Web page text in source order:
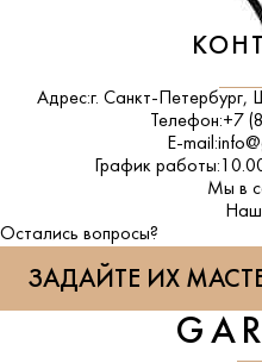
Адрес:г. Санкт-Петербург,
Телефон:+7
E-mail:
График работы:
Мы в
Остались вопросы?
ЗАДАЙТЕ ИХ